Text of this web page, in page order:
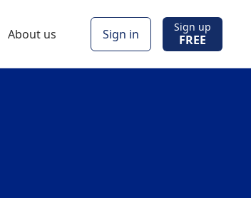
About us Sign in Sign up
FREE